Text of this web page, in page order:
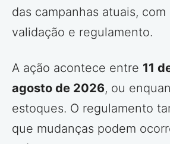
das campanhas atuais, com
validação e regulamento.
A ação acontece entre 11
agosto de 2026, ou
estoques. O regulamento
que mudanças podem